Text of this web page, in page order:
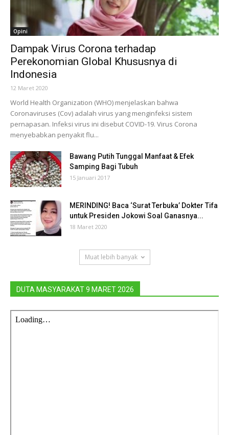
Opini
Dampak Virus Corona terhadap
Perekonomian Global Khususnya di
Indonesia
12 Maret 2020
World Health Organization (WHO) menjelaskan bahwa
Coronaviruses (Cov) adalah virus yang menginfeksi sistem
pernapasan. Infeksi virus ini disebut COVID-19. Virus Corona
menyebabkan penyakit flu...
Bawang Putih Tunggal Manfaat & Efek
Samping Bagi Tubuh
15 Januari 2017
MERINDING! Baca ‘Surat Terbuka’ Dokter Tifa
untuk Presiden Jokowi Soal Ganasnya...
18 Maret 2020
Muat lebih banyak
DUTA MASYARAKAT 9 MARET 2026